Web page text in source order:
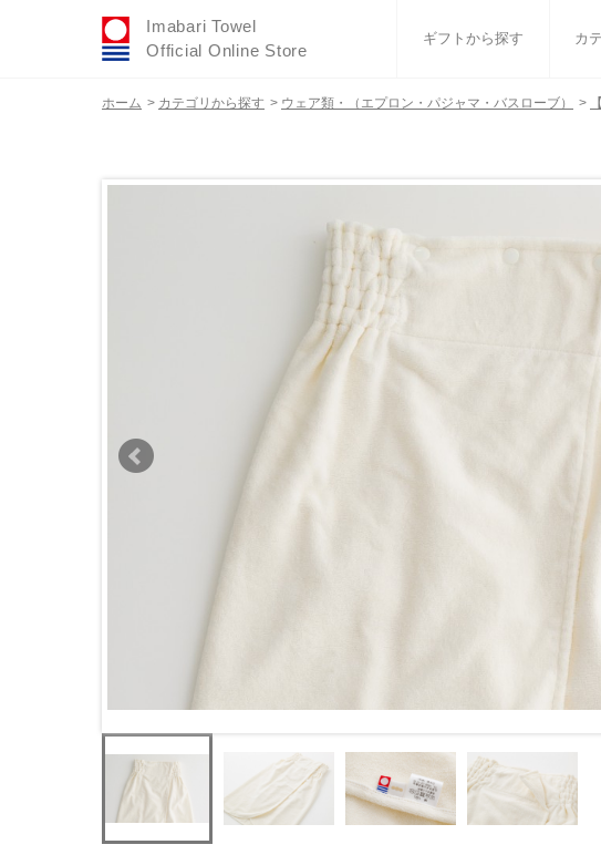
Imabari Towel
Official Online Store
ギフトから探す カ
ウェディング
タオルハンカチ ベビ
バスグッズ
ホーム > カテゴリから探す > ウェア類・（エプロン・パジャマ・バスローブ） >